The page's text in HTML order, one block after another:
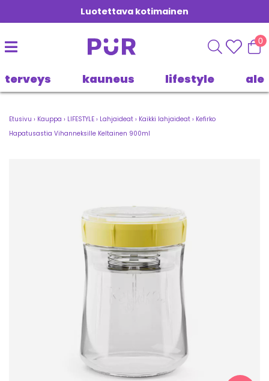
Luotettava kotimainen
0
terveys kauneus lifestyle ale
Etusivu › Kauppa › LIFESTYLE › Lahjaideat › Kaikki lahjaideat › Kefirko
Hapatusastia Vihanneksille Keltainen 900ml
Seuraava